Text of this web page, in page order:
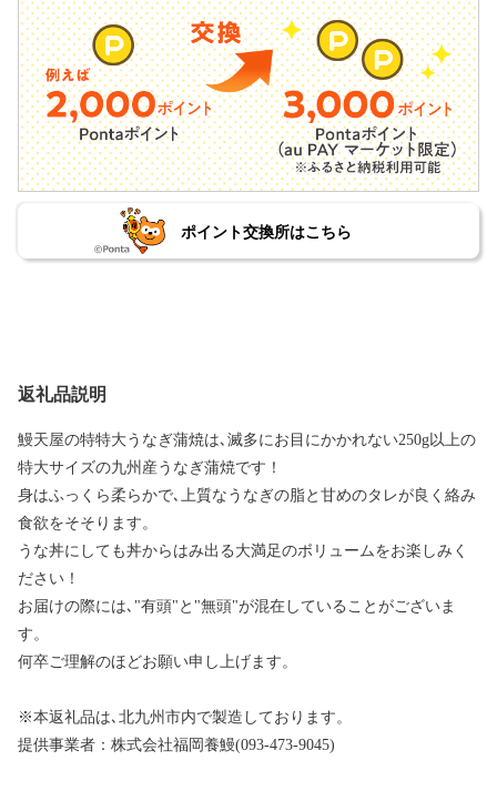
ポイント交換所はこちら
返礼品説明
鰻天屋の特特大うなぎ蒲焼は､滅多にお目にかかれない250g以上の
特大サイズの九州産うなぎ蒲焼です！
身はふっくら柔らかで､上質なうなぎの脂と甘めのタレが良く絡み
食欲をそそります。
うな丼にしても丼からはみ出る大満足のボリュームをお楽しみく
ださい！
お届けの際には､"有頭"と"無頭"が混在していることがございま
す。
何卒ご理解のほどお願い申し上げます。
※本返礼品は､北九州市内で製造しております。
提供事業者：株式会社福岡養鰻(093-473-9045)